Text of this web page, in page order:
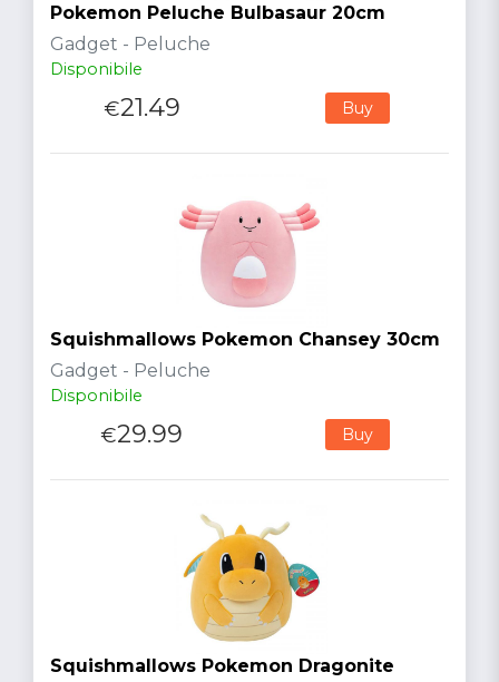
Pokemon Peluche Bulbasaur 20cm
Gadget - Peluche
Disponibile
€21.49 Buy
Squishmallows Pokemon Chansey 30cm
Gadget - Peluche
Disponibile
€29.99 Buy
Squishmallows Pokemon Dragonite